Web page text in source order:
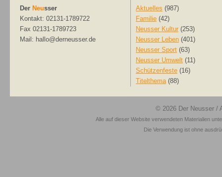
Der Neusser
Kontakt: 02131-1789722
Fax 02131-1789723
Mail: hallo@derneusser.de
Aktuelles (987)
Familie (42)
Neusser Kultur (253)
Neusser Leben (401)
Neusser Sport (63)
Neusser Umwelt (11)
Schützenfeste (16)
Titelthema(88)
© 2026 Der Neusser /
Alle auf dieser Website verwendeten Materialien
Die Verwendung ist ohne